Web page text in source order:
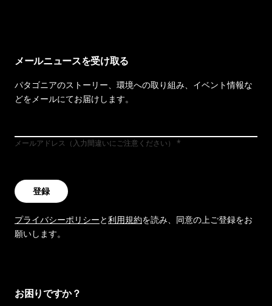
メールニュースを受け取る
パタゴニアのストーリー、環境への取り組み、イベント情報な
どをメールにてお届けします。
メールアドレス（入力間違いにご注意ください）
登録
プライバシーポリシーと利用規約を読み、同意の上ご登録をお
願いします。
お困りですか？